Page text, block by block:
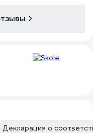
Декларация о